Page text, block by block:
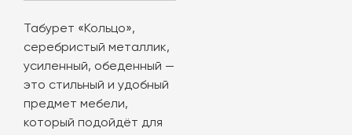
Табурет «Кольцо»,
серебристый металлик,
усиленный, обеденный —
это стильный и удобный
предмет мебели,
который подойдёт для